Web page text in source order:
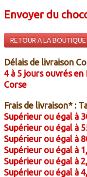
Envoyer du
RETOUR A LA BOUTIQUE
Délais de livraison
4 à 5 jours ouvrés
Corse
Frais de livraison* :
Supérieur ou égal à
Supérieur ou égal à
Supérieur ou égal à
Supérieur ou égal à
Supérieur ou égal à
Supérieur ou égal à